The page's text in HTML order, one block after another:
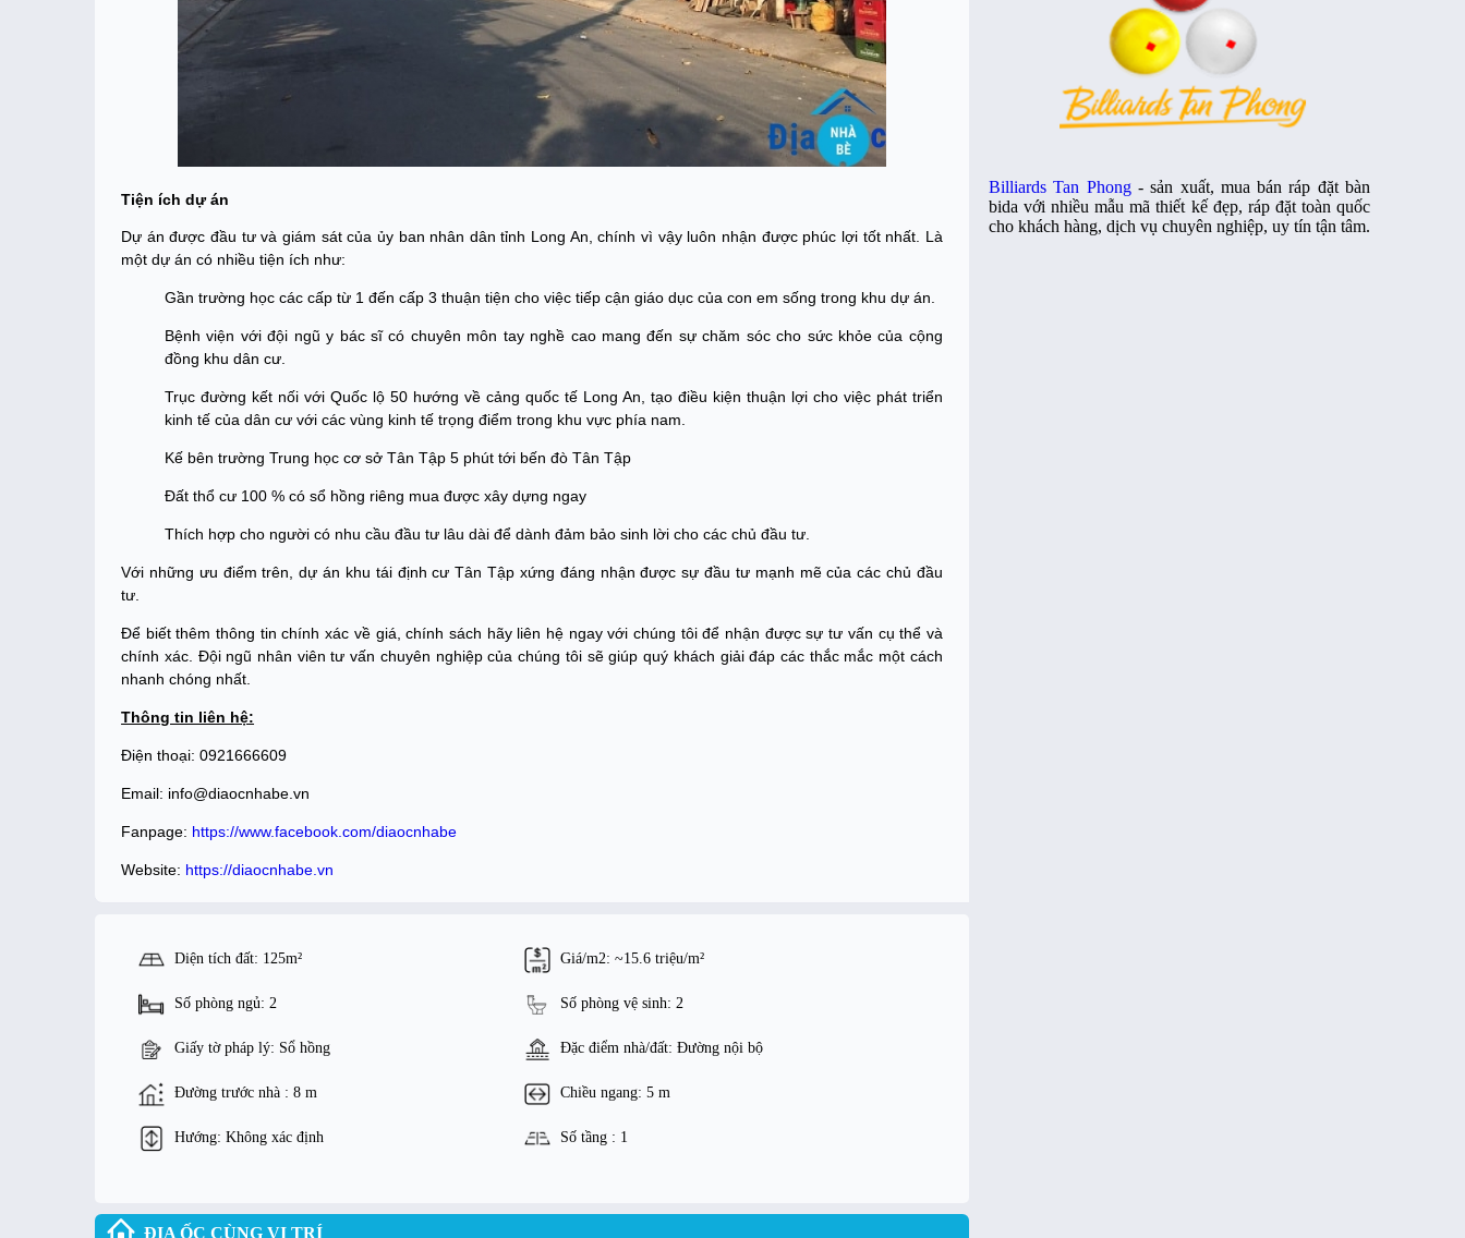
Tiện ích dự án
Dự án được đầu tư và giám sát của ủy ban nhân dân tỉnh Long An, chính vì vậy luôn nhận được phúc lợi tốt nhất. Là
một dự án có nhiều tiện ích như:
Gần trường học các cấp từ 1 đến cấp 3 thuận tiện cho việc tiếp cận giáo dục của con em sống trong khu dự án.
Bệnh viện với đội ngũ y bác sĩ có chuyên môn tay nghề cao mang đến sự chăm sóc cho sức khỏe của cộng
đồng khu dân cư.
Trục đường kết nối với Quốc lộ 50 hướng về cảng quốc tế Long An, tạo điều kiện thuận lợi cho việc phát triển
kinh tế của dân cư với các vùng kinh tế trọng điểm trong khu vực phía nam.
Kế bên trường Trung học cơ sở Tân Tập 5 phút tới bến đò Tân Tập
Đất thổ cư 100 % có sổ hồng riêng mua được xây dựng ngay
Thích hợp cho người có nhu cầu đầu tư lâu dài để dành đảm bảo sinh lời cho các chủ đầu tư.
Với những ưu điểm trên, dự án khu tái định cư Tân Tập xứng đáng nhận được sự đầu tư mạnh mẽ của các chủ đầu
tư.
Để biết thêm thông tin chính xác về giá, chính sách hãy liên hệ ngay với chúng tôi để nhận được sự tư vấn cụ thể và
chính xác. Đội ngũ nhân viên tư vấn chuyên nghiệp của chúng tôi sẽ giúp quý khách giải đáp các thắc mắc một cách
nhanh chóng nhất.
Thông tin liên hệ:
Điện thoại: 0921666609
Email: info@diaocnhabe.vn
Fanpage: https://www.facebook.com/diaocnhabe
Website: https://diaocnhabe.vn
Diện tích đất: 125m² Giá/m2: ~15.6 triệu/m²
Số phòng ngủ: 2 Số phòng vệ sinh: 2
Giấy tờ pháp lý: Sổ hồng Đặc điểm nhà/đất: Đường nội bộ
Đường trước nhà : 8 m Chiều ngang: 5 m
Hướng: Không xác định Số tầng : 1
ĐỊA ỐC CÙNG VỊ TRÍ
Billiards Tan Phong- sản xuất, mua bán ráp đặt bàn
bida với nhiều mẫu mã thiết kế đẹp, ráp đặt toàn quốc
cho khách hàng, dịch vụ chuyên nghiệp, uy tín tận tâm.